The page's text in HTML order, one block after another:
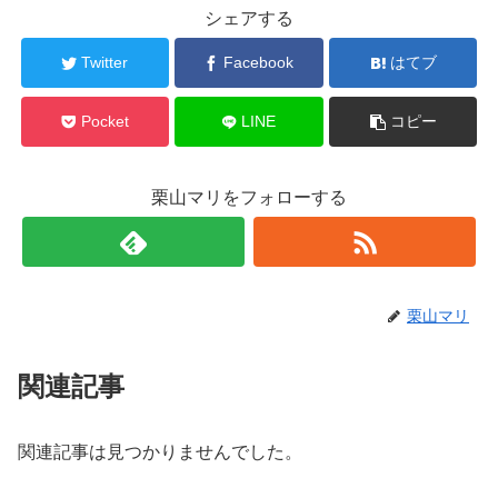
シェアする
Twitter Facebook はてブ
Pocket LINE コピー
栗山マリをフォローする
栗山マリ
関連記事
関連記事は見つかりませんでした。